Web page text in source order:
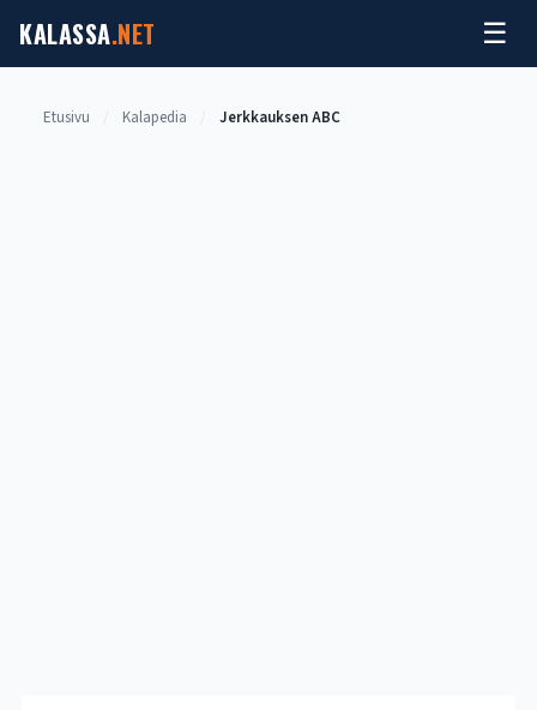
sisältöön
KALASSA.NET ☰
Etusivu Kalapedia Jerkkauksen ABC